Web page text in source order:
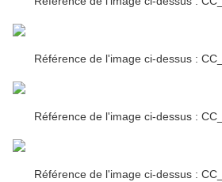
Référence de l'image ci-dessus :
Référence de l'image ci-dessus :
Référence de l'image ci-dessus :